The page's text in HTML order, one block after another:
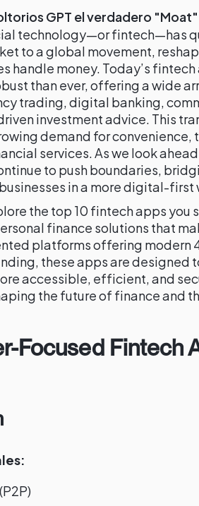
GPT el verdadero
technology—or fintech—has
to a global movement,
handle money. Today’s
than ever, offering a wide
trading, digital banking,
investment advice. This
demand for convenience,
services. As we look
to push boundaries,
in a more digital-first
the top 10 fintech apps you
finance solutions that
platforms offering modern
these apps are designed
accessible, efficient, and
the future of finance and
Focused Fintech